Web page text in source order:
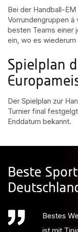
Bei der Handball-
Vorrundengruppen
besten Teams einer
ein, wo es
Spielplan
Der Spielplan zur
Turnier final
Enddatum bekannt.
Beste
Bestes
ist mit